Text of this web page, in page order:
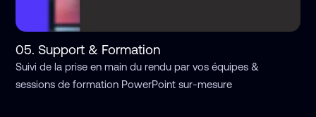
05. Support & Formation
Suivi de la prise en main du rendu par vos équipes &
sessions de formation PowerPoint sur-mesure